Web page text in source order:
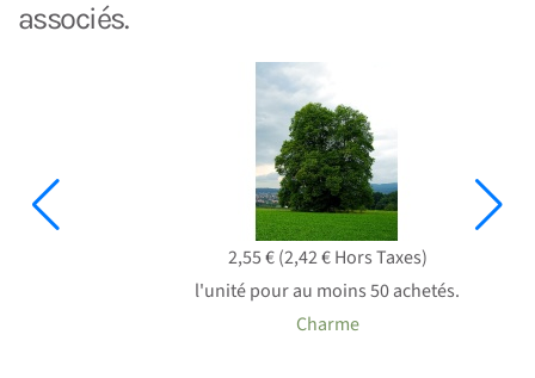
associés.
2,55 € (2,42 € Hors Taxes)
l'unité pour au moins 50 achetés.
Charme